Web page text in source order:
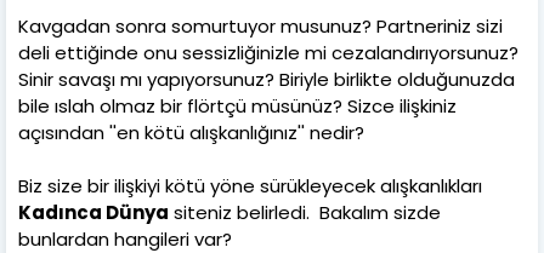
Kavgadan sonra somurtuyor musunuz? Partneriniz sizi
deli ettiğinde onu sessizliğinizle mi cezalandırıyorsunuz?
Sinir savaşı mı yapıyorsunuz? Biriyle birlikte olduğunuzda
bile ıslah olmaz bir flörtçü müsünüz? Sizce ilişkiniz
açısından ''en kötü alışkanlığınız'' nedir?
Biz size bir ilişkiyi kötü yöne sürükleyecek alışkanlıkları
Kadınca Dünya siteniz belirledi. Bakalım sizde
bunlardan hangileri var?